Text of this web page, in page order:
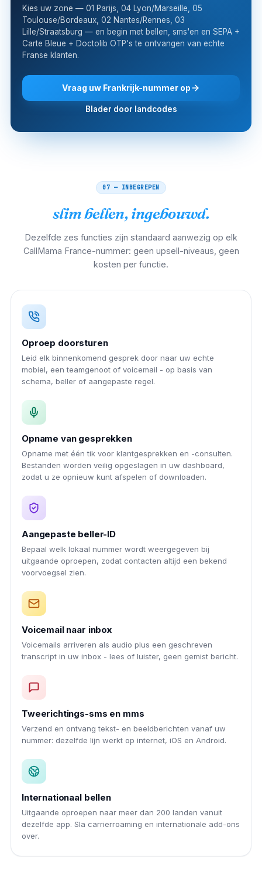
Kies uw zone — 01 Parijs, 04 Lyon/Marseille, 05
Toulouse/Bordeaux, 02 Nantes/Rennes, 03
Lille/Straatsburg — en begin met bellen, sms'en en SEPA +
Carte Bleue + Doctolib OTP's te ontvangen van echte
Franse klanten.
Vraag uw Frankrijk-nummer op
Blader door landcodes
07 — INBEGREPEN
slim bellen, ingebouwd.
Dezelfde zes functies zijn standaard aanwezig op elk
CallMama France-nummer: geen upsell-niveaus, geen
kosten per functie.
Oproep doorsturen
Leid elk binnenkomend gesprek door naar uw echte
mobiel, een teamgenoot of voicemail - op basis van
schema, beller of aangepaste regel.
Opname van gesprekken
Opname met één tik voor klantgesprekken en -consulten.
Bestanden worden veilig opgeslagen in uw dashboard,
zodat u ze opnieuw kunt afspelen of downloaden.
Aangepaste beller-ID
Bepaal welk lokaal nummer wordt weergegeven bij
uitgaande oproepen, zodat contacten altijd een bekend
voorvoegsel zien.
Voicemail naar inbox
Voicemails arriveren als audio plus een geschreven
transcript in uw inbox - lees of luister, geen gemist bericht.
Tweerichtings-sms en mms
Verzend en ontvang tekst- en beeldberichten vanaf uw
nummer: dezelfde lijn werkt op internet, iOS en Android.
Internationaal bellen
Uitgaande oproepen naar meer dan 200 landen vanuit
dezelfde app. Sla carrierroaming en internationale add-ons
over.